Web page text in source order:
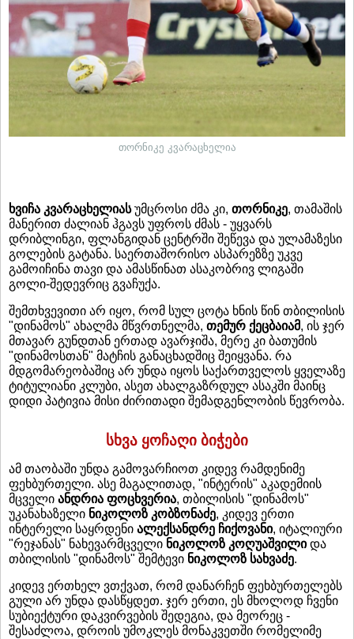
თორნიკე კვარაცხელია
ხვიჩა კვარაცხელიასუმცროსი ძმა კი, თორნიკე, თამაშის
მანერით ძალიან ჰგავს უფროს ძმას - უყვარს
დრიბლინგი, ფლანგიდან ცენტრში შეწევა და ულამაზესი
გოლების გატანა. საერთაშორისო ასპარეზზე უკვე
გამოიჩინა თავი და ამასწინათ ასაკობრივ ლიგაში
გოლი-შედევრიც გვაჩუქა.
შემთხვევითი არ იყო, რომ სულ ცოტა ხნის წინ თბილისის
"დინამოს" ახალმა მწვრთნელმა, თემურ ქეცბაიამ, ის ჯერ
მთავარ გუნდთან ერთად ავარჯიშა, მერე კი ბათუმის
"დინამოსთან" მატჩის განაცხადშიც შეიყვანა. რა
მდგომარეობაშიც არ უნდა იყოს საქართველოს ყველაზე
ტიტულიანი კლუბი, ასეთ ახალგაზრდულ ასაკში მაინც
დიდი პატივია მისი ძირითადი შემადგენლობის წევრობა.
სხვა ყოჩაღი ბიჭები
ამ თაობაში უნდა გამოვარჩიოთ კიდევ რამდენიმე
ფეხბურთელი. ასე მაგალითად, "ინტერის" აკადემიის
მცველი ანდრია ფოცხვერია, თბილისის "დინამოს"
უკანახაზელი ნიკოლოზ კობზონაძე, კიდევ ერთი
ინტერელი საყრდენი ალექსანდრე ჩიქოვანი, იტალიური
"რეჯანას" ნახევარმცველი ნიკოლოზ კოღუაშვილიდა
თბილისის "დინამოს" შემტევი ნიკოლოზ სახვაძე.
კიდევ ერთხელ ვთქვათ, რომ დანარჩენ ფეხბურთელებს
გული არ უნდა დასწყდეთ. ჯერ ერთი, ეს მხოლოდ ჩვენი
სუბიექტური დაკვირვების შედეგია, და მეორეც -
შესაძლოა, დროის უმოკლეს მონაკვეთში რომელიმე